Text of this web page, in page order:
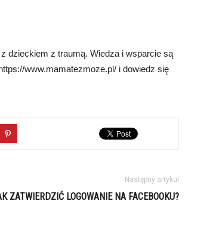
dzieckiem z traumą. Wiedza i wsparcie są
www.mamatezmoze.pl/ i dowiedz się
Następny artykuł
ZATWIERDZIĆ LOGOWANIE NA FACEBOOKU?